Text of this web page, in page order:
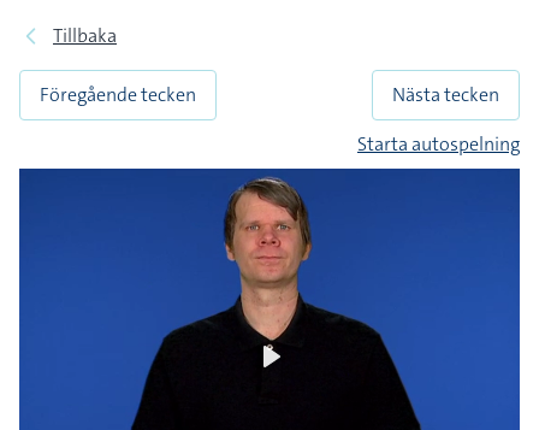
Tillbaka
Föregående tecken
Nästa tecken
Starta autospelning